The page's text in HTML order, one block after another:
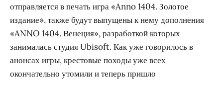
отправляется в печать игра «Anno 1404. Золотое
издание», также будут выпущены к нему дополнения
«ANNO 1404. Венеция», разработкой которых
занималась студия Ubisoft. Как уже говорилось в
анонсах игры, крестовые походы уже всех
окончательно утомили и теперь пришло